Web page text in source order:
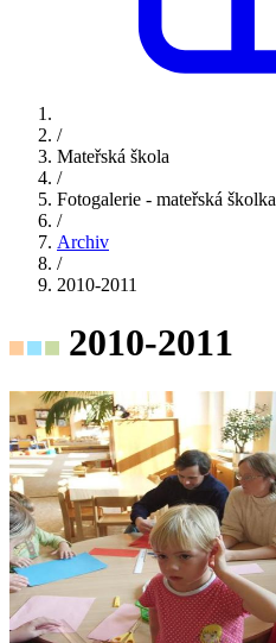
/
Mateřská škola
/
Fotogalerie - mateřská školka
/
Archiv
/
2010-2011
2010-2011